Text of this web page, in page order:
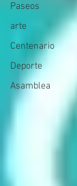
Paseos
arte
Centenario
Deporte
Asamblea